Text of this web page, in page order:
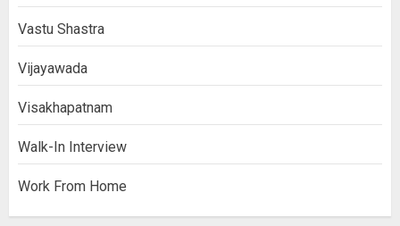
Vastu Shastra
Vijayawada
Visakhapatnam
Walk-In Interview
Work From Home